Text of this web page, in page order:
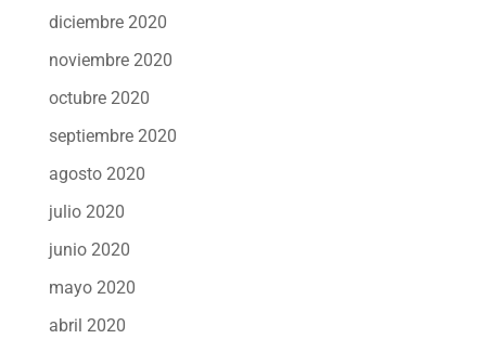
diciembre 2020
noviembre 2020
octubre 2020
septiembre 2020
agosto 2020
julio 2020
junio 2020
mayo 2020
abril 2020